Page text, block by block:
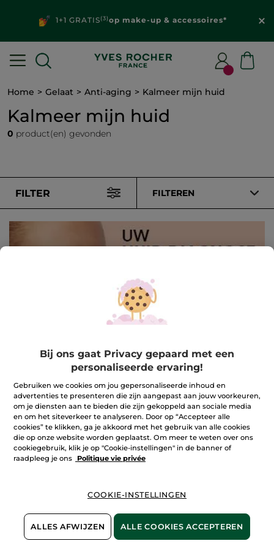
1+1 GRATIS(3)op make-up & accessoires*
Home Gelaat Anti-aging Kalmeer mijn huid
Kalmeer mijn huid
0 product(en) gevonden
FILTER FILTEREN
Kalmering van de gevoelige huid met anti-roodheid
crème
Wie het zelf nooit heeft ervaren, zal ook nooit begrijpen
terecht kunt voor een effectieve, kalmerende anti-roodheid
De anti-roodheid crème van Yves Rocher is een kalmerende en
geïrriteerde huid en voor de huid die rode vlekken vertoont. De
crème hydrateert de droge huid en kalmeert deze
onmiddellijk. Het trekkende gevoel, de roodheid en andere
ongemakken verdwijnen direct na het smeren en na een
TOON MEER
Bij ons gaat Privacy gepaard met een
personaliseerde ervaring!
Gebruiken we cookies om jou gepersonaliseerde inhoud en
advertenties te presenteren die zijn aangepast aan jouw voorkeuren,
om je diensten aan te bieden die zijn gekoppeld aan sociale media
en om het siteverkeer te analyseren. Door op “Accepteer alle
cookies” te klikken, ga je akkoord met het gebruik van alle cookies
die op onze website worden geplaatst. Om meer te weten over ons
cookiegebruik, klik je op "Cookie-instellingen" in de banner of
raadpleeg je ons
Politique vie privée
COOKIE-INSTELLINGEN
ALLES AFWIJZEN ALLE COOKIES ACCEPTEREN